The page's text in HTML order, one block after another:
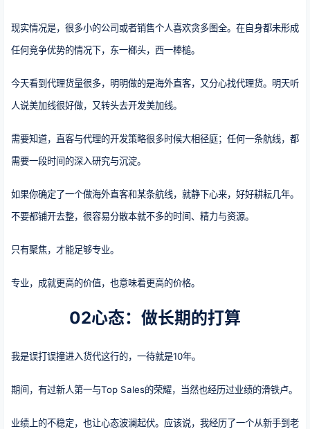
现实情况是，很多小的公司或者销售个人喜欢贪多图全。在自身都未形成
任何竞争优势的情况下，东一榔头，西一棒槌。
今天看到代理货量很多，明明做的是海外直客，又分心找代理货。明天听
人说美加线很好做，又转头去开发美加线。
需要知道，直客与代理的开发策略很多时候大相径庭；任何一条航线，都
需要一段时间的深入研究与沉淀。
如果你确定了一个做海外直客和某条航线，就静下心来，好好耕耘几年。
不要都铺开去整，很容易分散本就不多的时间、精力与资源。
只有聚焦，才能足够专业。
专业，成就更高的价值，也意味着更高的价格。
02心态：做长期的打算
我是误打误撞进入货代这行的，一待就是10年。
期间，有过新人第一与Top Sales的荣耀，当然也经历过业绩的滑铁卢。
业绩上的不稳定，也让心态波澜起伏。应该说，我经历了一个从新手到老